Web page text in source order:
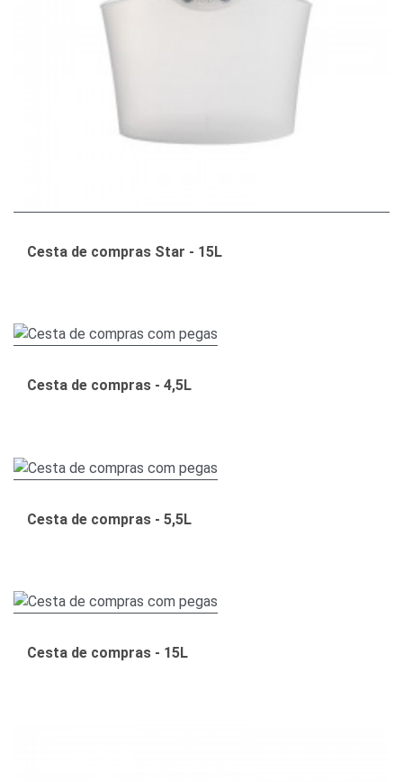
Cesta de compras Star - 15L
Cesta de compras - 4,5L
Cesta de compras - 5,5L
Cesta de compras - 15L